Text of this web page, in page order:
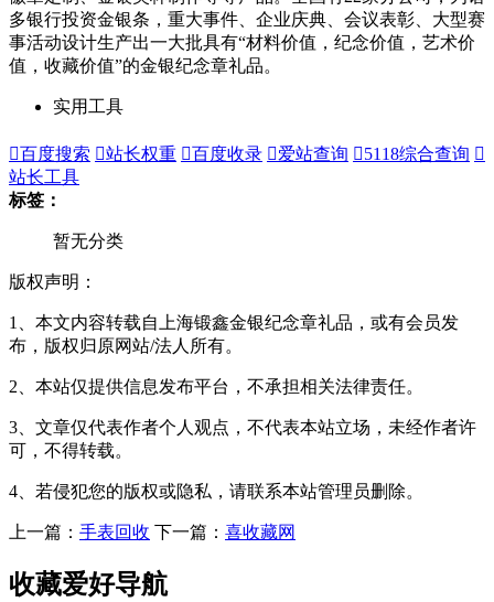
多银行投资金银条，重大事件、企业庆典、会议表彰、大型赛
事活动设计生产出一大批具有“材料价值，纪念价值，艺术价
值，收藏价值”的金银纪念章礼品。
实用工具
百度搜索 站长权重 百度收录 爱站查询 5118综合查询 
站长工具
标签：
暂无分类
版权声明：
1、本文内容转载自上海锻鑫金银纪念章礼品，或有会员发
布，版权归原网站/法人所有。
2、本站仅提供信息发布平台，不承担相关法律责任。
3、文章仅代表作者个人观点，不代表本站立场，未经作者许
可，不得转载。
4、若侵犯您的版权或隐私，请联系本站管理员删除。
上一篇： 手表回收 下一篇： 喜收藏网
收藏爱好导航